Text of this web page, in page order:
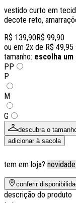
vestido curto em
decote reto,
R$ 139,90R$ 99,90
ou em 2x de R$ 49,95
tamanho: escolha um
PP
P
M
G
descubra o
adicionar à sacola
tem em loja?
conferir
descrição do produto